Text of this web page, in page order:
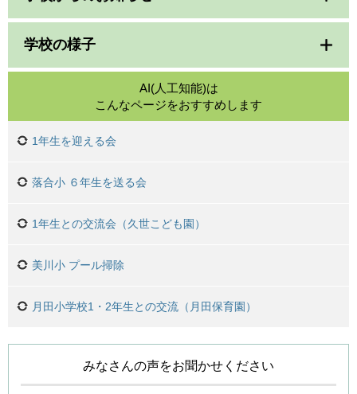
学校の様子
AI(人工知能)は
こんなページをおすすめします
1年生を迎える会
落合小 ６年生を送る会
1年生との交流会（久世こども園）
美川小 プール掃除
月田小学校1・2年生との交流（月田保育園）
みなさんの声をお聞かせください